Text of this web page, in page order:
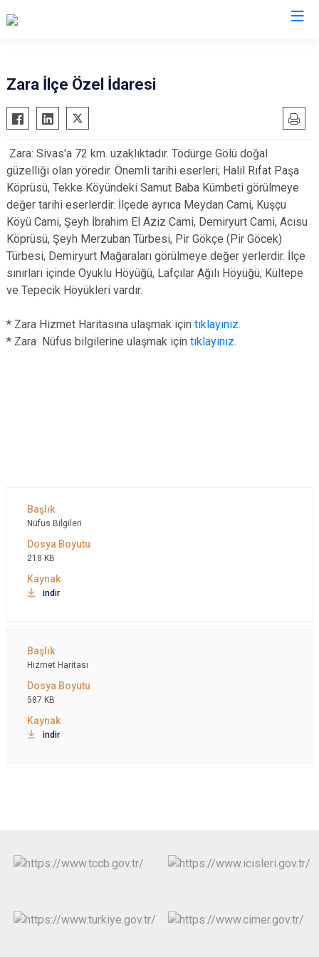
Zara İlçe Özel İdaresi
Zara: Sivas'a 72 km. uzaklıktadır. Tödürge Gölü doğal
güzelliği olan yöredir. Önemli tarihi eserleri; Halil Rıfat Paşa
Köprüsü, Tekke Köyündeki Samut Baba Kümbeti görülmeye
değer tarihi eserlerdir. İlçede ayrıca Meydan Cami, Kuşçu
Köyü Cami, Şeyh İbrahim El Aziz Cami, Demiryurt Cami, Acısu
Köprüsü, Şeyh Merzuban Türbesi, Pir Gökçe (Pir Göcek)
Türbesi, Demiryurt Mağaraları görülmeye değer yerlerdir. İlçe
sınırları içinde Oyuklu Höyüğü, Lafçılar Ağılı Höyüğü, Kültepe
ve Tepecik Höyükleri vardır.
* Zara Hizmet Haritasına ulaşmak için tıklayınız.
* Zara Nüfus bilgilerine ulaşmak için tıklayınız.
Nüfus Bilgileri
218 KB
indir
Hizmet Haritası
587 KB
indir